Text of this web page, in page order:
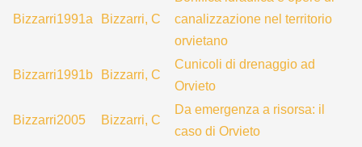
Bizzarri1991a Bizzarri, C
canalizzazione nel territorio
orvietano
Bizzarri1991b Bizzarri, C
Cunicoli di drenaggio ad
Orvieto
Bizzarri2005 Bizzarri, C
Da emergenza a risorsa: il
caso di Orvieto